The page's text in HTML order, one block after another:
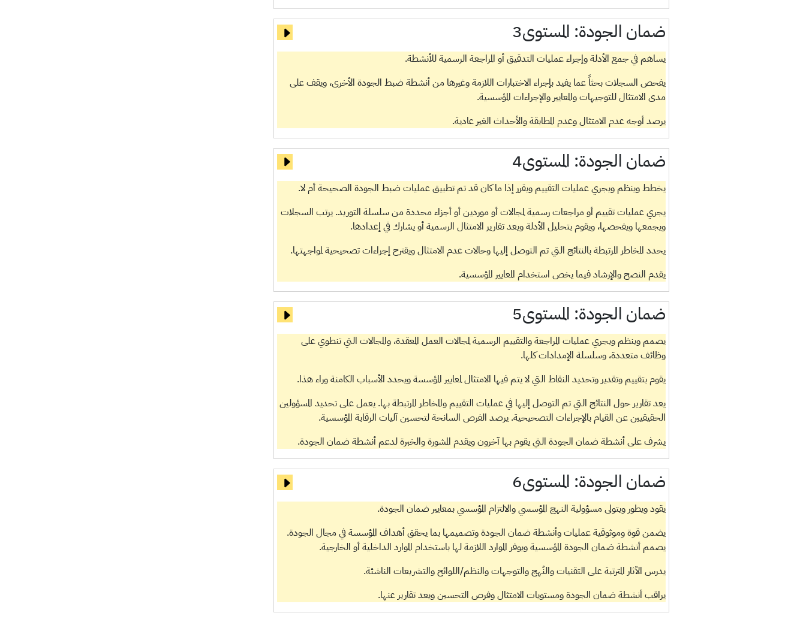
ضمان الجودة: المستوى3
يساهم في جمع الأدلة وإجراء عمليات التدقيق أو المراجعة الرسمية للأنشطة.
يفحص السجلات بحثاً عما يفيد بإجراء الاختبارات اللازمة وغيرها من أنشطة ضبط الجودة الأخرى، ويقف على
مدى الامتثال للتوجيهات والمعايير والإجراءات المؤسسية.
يرصد أوجه عدم الامتثال وعدم المطابقة والأحداث الغير عادية.
ضمان الجودة: المستوى4
يخطط وينظم ويجري عمليات التقييم ويقرر إذا ما كان قد تم تطبيق عمليات ضبط الجودة الصحيحة أم لا.
يجري عمليات تقييم أو مراجعات رسمية لمجالات أو موردين أو أجزاء محددة من سلسلة التوريد. يرتب السجلات
ويجمعها ويفحصها، ويقوم بتحليل الأدلة ويعد تقارير الامتثال الرسمية أو يشارك في إعدادها.
يحدد المخاطر المرتبطة بالنتائج التي تم التوصل إليها وحالات عدم الامتثال ويقترح إجراءات تصحيحية لمواجهتها.
يقدم النصح والإرشاد فيما يخص استخدام المعايير المؤسسية.
ضمان الجودة: المستوى5
يصمم وينظم ويجري عمليات المراجعة والتقييم الرسمية لمجالات العمل المعقدة، والمجالات التي تنطوي على
وظائف متعددة، وسلسلة الإمدادات كلها.
يقوم بتقييم وتقدير وتحديد النقاط التي لا يتم فيها الامتثال لمعايير المؤسسة ويحدد الأسباب الكامنة وراء هذا.
يعد تقارير حول النتائج التي تم التوصل إليها في عمليات التقييم والمخاطر المرتبطة بها. يعمل على تحديد المسؤولين
الحقيقيين عن القيام بالإجراءات التصحيحية. يرصد الفرص السانحة لتحسين آليات الرقابة المؤسسية.
يشرف على أنشطة ضمان الجودة التي يقوم بها آخرون ويقدم المشورة والخبرة لدعم أنشطة ضمان الجودة.
ضمان الجودة: المستوى6
يقود ويطور ويتولى مسؤولية النهج المؤسسي والالتزام المؤسسي بمعايير ضمان الجودة.
يضمن قوة وموثوقية عمليات وأنشطة ضمان الجودة وتصميمها بما يحقق أهداف المؤسسة في مجال الجودة.
يصمم أنشطة ضمان الجودة المؤسسية ويوفر الموارد اللازمة لها باستخدام الموارد الداخلية أو الخارجية.
يدرس الآثار المترتبة على التقنيات والنُهج والتوجهات والنظم/اللوائح والتشريعات الناشئة.
يراقب أنشطة ضمان الجودة ومستويات الامتثال وفرص التحسين ويعد تقارير عنها.